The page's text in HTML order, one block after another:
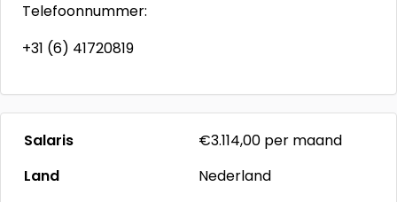
Telefoonnummer:
+31 (6) 41720819
Salaris €3.114,00 per maand
Land
Nederland